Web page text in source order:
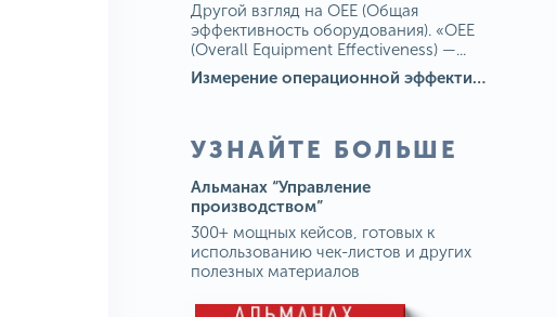
Другой взгляд на OEE (Общая
эффективность оборудования). «OEE
(Overall Equipment Effectiveness) —...
Измерение операционной эффективности: ключевые показатели для непрерывного совершенствования
УЗНАЙТЕ БОЛЬШЕ
Альманах “Управление
производством”
300+ мощных кейсов, готовых к
использованию чек-листов и других
полезных материалов